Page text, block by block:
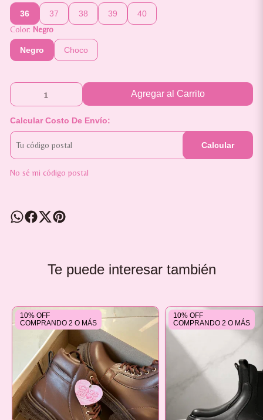
36 37 38 39
40
Color: Negro
Negro Choco
Agregar al Carrito
Calcular Costo De Envío:
Calcular
No sé mi código postal
Te puede interesar también
10% OFF
COMPRANDO 2 O MÁS
10% OFF
COMPRANDO 2 O MÁS